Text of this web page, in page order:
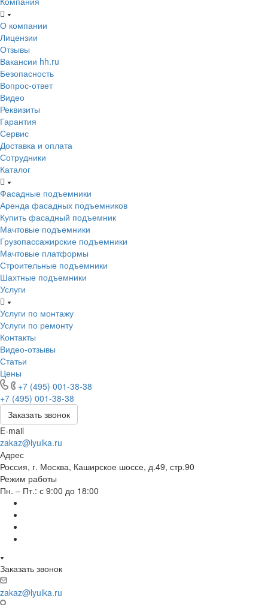
О компании
Лицензии
Отзывы
Вакансии hh.ru
Безопасность
Вопрос-ответ
Видео
Реквизиты
Гарантия
Сервис
Доставка и оплата
Сотрудники
Каталог
Фасадные подъемники
Аренда фасадных подъемников
Купить фасадный подъемник
Мачтовые подъемники
Грузопассажирские подъемники
Мачтовые платформы
Строительные подъемники
Шахтные подъемники
Услуги
Услуги по монтажу
Услуги по ремонту
Контакты
Видео-отзывы
Статьи
Цены
+7 (495) 001-38-38
+7 (495) 001-38-38
Заказать звонок
E-mail
zakaz@lyulka.ru
Адрес
Россия, г. Москва, Каширское шоссе, д.49, стр.90
Режим работы
Пн. – Пт.: с 9:00 до 18:00
Заказать звонок
zakaz@lyulka.ru